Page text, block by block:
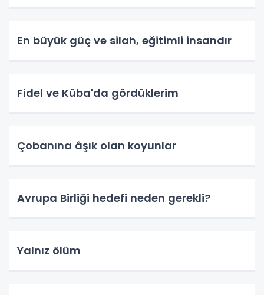
En büyük güç ve silah, eğitimli insandır
Fidel ve Küba'da gördüklerim
Çobanına âşık olan koyunlar
Avrupa Birliği hedefi neden gerekli?
Yalnız ölüm